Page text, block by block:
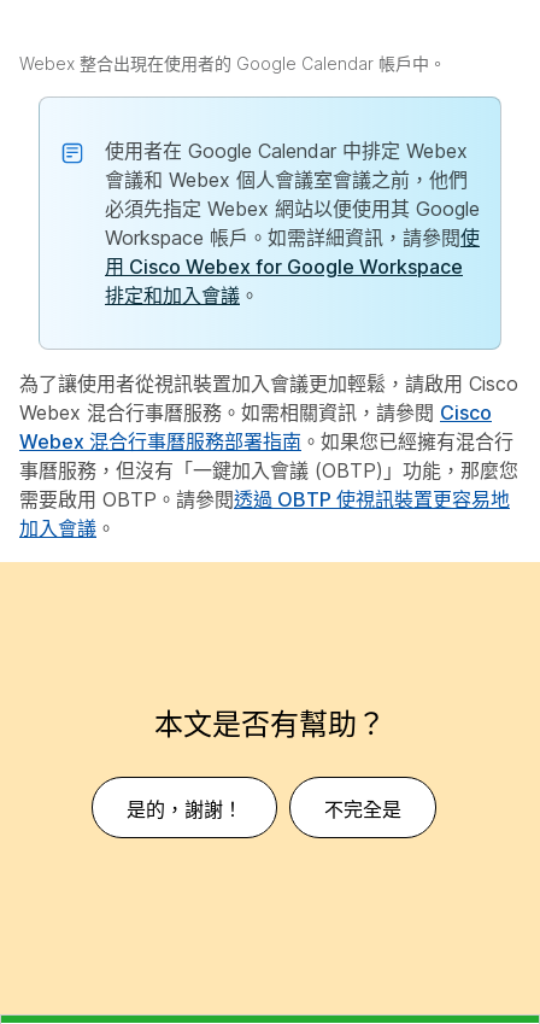
Webex 整合出現在使用者的 Google Calendar 帳戶中。
使用者在 Google Calendar 中排定 Webex
會議和 Webex 個人會議室會議之前，他們
必須先指定 Webex 網站以便使用其 Google
Workspace 帳戶。如需詳細資訊，請參閱使
用 Cisco Webex for Google Workspace
排定和加入會議 。
為了讓使用者從視訊裝置加入會議更加輕鬆，請啟用 Cisco
Webex 混合行事曆服務。如需相關資訊，請參閱 Cisco
Webex 混合行事曆服務部署指南 。如果您已經擁有混合行
事曆服務，但沒有「一鍵加入會議 (OBTP)」功能，那麼您
需要啟用 OBTP。請參閱透過 OBTP 使視訊裝置更容易地
加入會議 。
本文是否有幫助？
是的，謝謝！ 不完全是